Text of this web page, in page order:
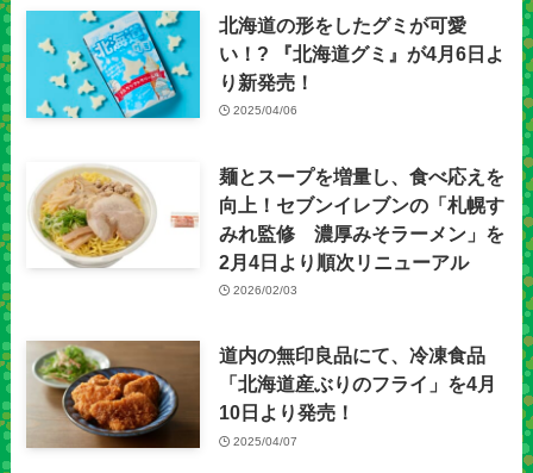
北海道の形をしたグミが可愛
い！? 『北海道グミ』が4月6日よ
り新発売！
2025/04/06
麺とスープを増量し、食べ応えを
向上！セブンイレブンの「札幌す
みれ監修 濃厚みそラーメン」を
2月4日より順次リニューアル
2026/02/03
道内の無印良品にて、冷凍食品
「北海道産ぶりのフライ」を4月
10日より発売！
2025/04/07